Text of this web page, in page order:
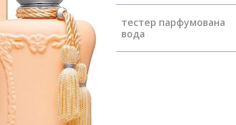
тестер парфумована
вода